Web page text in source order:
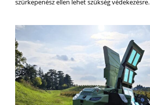
szürkepenész ellen lehet szükség védekezésre.